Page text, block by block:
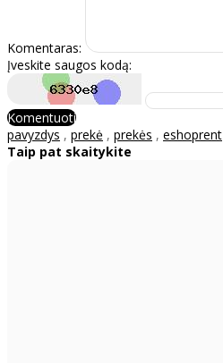
Komentaras:
Įveskite saugos kodą:
Komentuoti
pavyzdys , prekė , prekės , eshoprent
Taip pat skaitykite